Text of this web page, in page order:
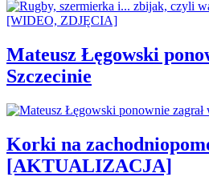
Mateusz Łęgowski
Szczecinie
Korki na
[AKTUALIZACJA]